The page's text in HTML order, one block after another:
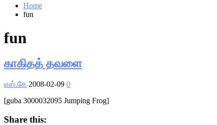
Home
fun
fun
காகிதத் தவளை
எஸ்.கே 2008-02-09 0
[guba 3000032095 Jumping Frog]
Share this: